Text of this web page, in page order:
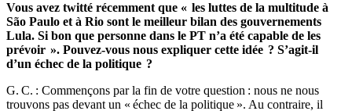
Vous avez twitté récemment que « les luttes de la multitude à
São Paulo et à Rio sont le meilleur bilan des gouvernements
Lula. Si bon que personne dans le PT n’a été capable de les
prévoir ». Pouvez-vous nous expliquer cette idée ? S’agit-il
d’un échec de la politique ?
G. C. : Commençons par la fin de votre question : nous ne nous
trouvons pas devant un « échec de la politique ». Au contraire, il